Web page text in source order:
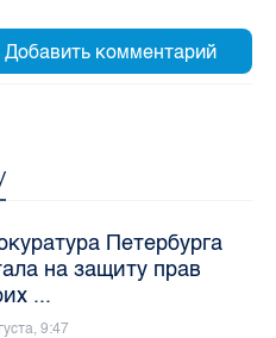
Петербурга
на защиту прав
...
9:47